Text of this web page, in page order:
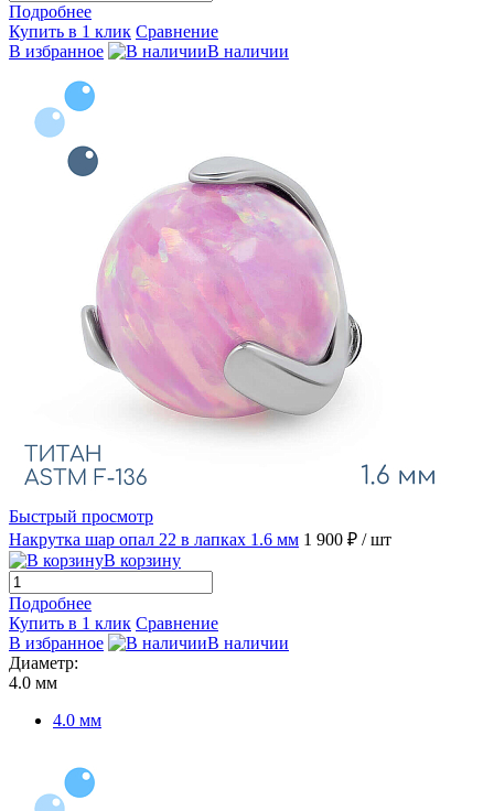
Подробнее
Купить в 1 клик Сравнение
В избранное
В наличии
Быстрый просмотр
Накрутка шар опал 22 в лапках 1.6 мм 1 900 ₽ / шт
В корзину
Подробнее
Купить в 1 клик Сравнение
В избранное
В наличии
Диаметр:
4.0 мм
4.0 мм